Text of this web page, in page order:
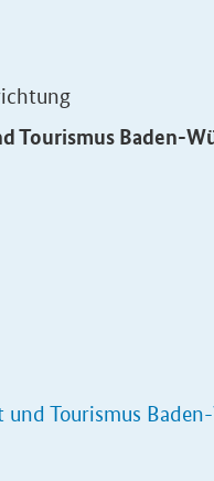
Tourismus Baden-
Tourismus